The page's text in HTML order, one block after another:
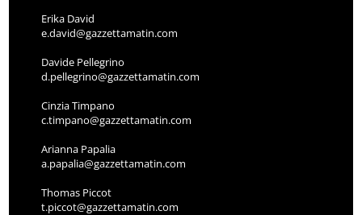
Erika David
e.david@gazzettamatin.com
Davide Pellegrino
d.pellegrino@gazzettamatin.com
Cinzia Timpano
c.timpano@gazzettamatin.com
Arianna Papalia
a.papalia@gazzettamatin.com
Thomas Piccot
t.piccot@gazzettamatin.com